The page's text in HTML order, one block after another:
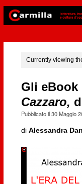
Currently viewing
Gli eBook
Cazzaro,
Pubblicato il30 Maggio
di Alessandra